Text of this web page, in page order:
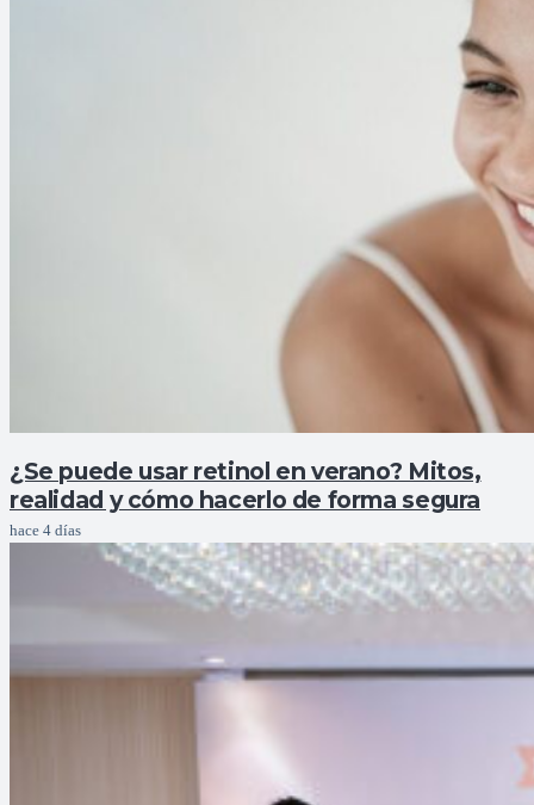
¿Se puede usar retinol en verano? Mitos,
realidad y cómo hacerlo de forma segura
hace 4 días